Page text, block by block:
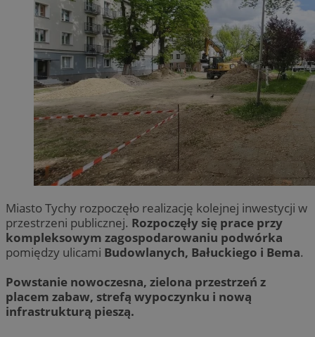
Miasto Tychy rozpoczęło realizację kolejnej inwestycji w
przestrzeni publicznej. Rozpoczęły się prace przy
kompleksowym zagospodarowaniu podwórka
pomiędzy ulicami Budowlanych, Bałuckiego i Bema.
Powstanie nowoczesna, zielona przestrzeń z
placem zabaw, strefą wypoczynku i nową
infrastrukturą pieszą.